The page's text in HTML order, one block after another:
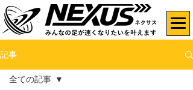
記事
全ての記事